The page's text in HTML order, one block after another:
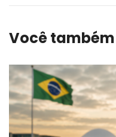
Você